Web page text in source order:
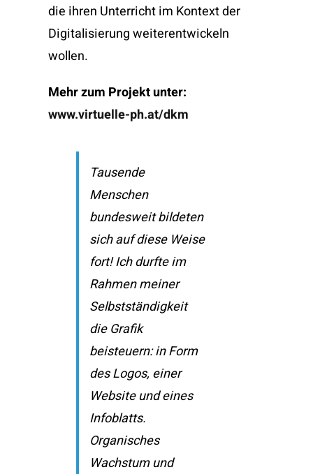
die ihren Unterricht im Kontext der
Digitalisierung weiterentwickeln
wollen.
Mehr zum Projekt unter:
www.virtuelle-ph.at/dkm
Tausende
Menschen
bundesweit bildeten
sich auf diese Weise
fort! Ich durfte im
Rahmen meiner
Selbstständigkeit
die Grafik
beisteuern: in Form
des Logos, einer
Website und eines
Infoblatts.
Organisches
Wachstum und